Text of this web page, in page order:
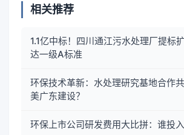
相关推荐
1.1亿中标！四川通江污水处理厂提标
达一级A标准
环保技术革新：水处理研究基地合作
美广东建设？
环保上市公司研发费用大比拼：谁投入